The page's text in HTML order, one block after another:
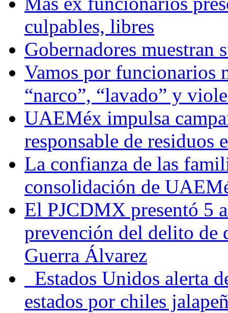
culpables, libres
Gobernadores muestran
Vamos por funcionarios
“narco”, “lavado” y
UAEMéx impulsa
responsable de residuos
La confianza de las
consolidación de
El PJCDMX presentó 5
prevención del delito de
Guerra Álvarez
Estados Unidos alerta
estados por chiles